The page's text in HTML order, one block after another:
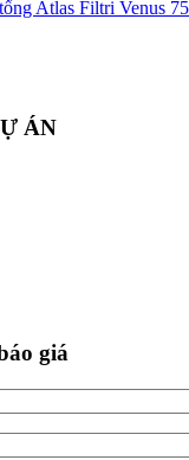
Atlas Filtri Venus
ÁN
giá